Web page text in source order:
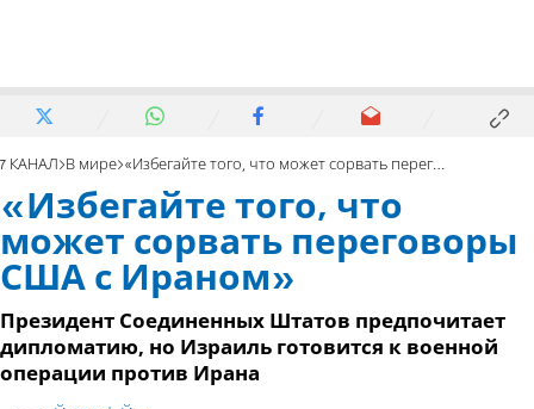
7 КАНАЛ В мире «Избегайте того, что может сорвать переговоры США с Ираном»
«Избегайте того, что
может сорвать переговоры
США с Ираном»
Президент Соединенных Штатов предпочитает
дипломатию, но Израиль готовится к военной
операции против Ирана